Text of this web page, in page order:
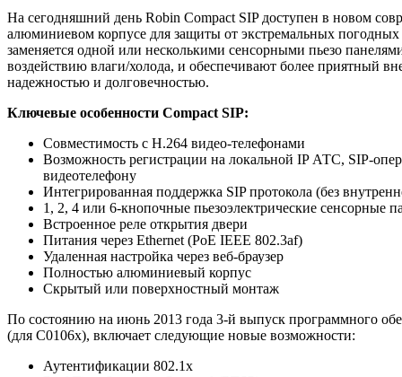
На сегодняшний день Robin Compact SIP доступен в новом
алюминиевом корпусе для защиты от экстремальных
заменяется одной или несколькими сенсорными пьезо
воздействию влаги/холода, и обеспечивают более приятный
надежностью и долговечностью.
Ключевые особенности Compact SIP:
Совместимость с H.264 видео-телефонами
Возможность регистрации на локальной IP АТС, SIP-
видеотелефону
Интегрированная поддержка SIP протокола (без
1, 2, 4 или 6-кнопочные пьезоэлектрические сенсорные
Встроенное реле открытия двери
Питания через Ethernet (PoE IEEE 802.3af)
Удаленная настройка через веб-браузер
Полностью алюминиевый корпус
Скрытый или поверхностный монтаж
По состоянию на июнь 2013 года 3-й выпуск программного
(для C0106x), включает следующие новые возможности:
Аутентификации 802.1x